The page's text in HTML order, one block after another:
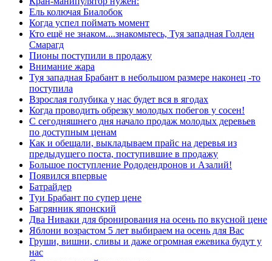
Ель колючая Биалобок
Когда успел поймать момент
Кто ещё не знаком....знакомьтесь, Туя западная Голден
Смарагд
Пионы поступили в продажу
Внимание жара
Туя западная Брабант в небольшом размере наконец -то
поступила
Взрослая голубика у нас будет вся в ягодах
Когда проводить обрезку молодых побегов у сосен!
С сегодняшнего дня начало продаж молодых деревьев
по доступным ценам
Как и обещали, выкладываем прайс на деревья из
предыдущего поста, поступившие в продажу
Большое поступление Рододендронов и Азалий!
Появился впервые
Батрайдер
Туи Брабант по супер цене
Багрянник японский
Два Ниваки для бронирования на осень по вкусной цене
Яблони возрастом 5 лет выбираем на осень для Вас
Груши, вишни, сливы и даже огромная ежевика будут у
нас